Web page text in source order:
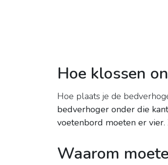
Hoe klossen
Hoe plaats je de
bedverhoger onder die
voetenbord moeten er vier
Waarom